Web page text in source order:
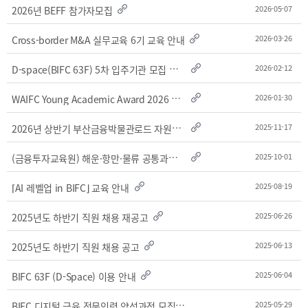
2022
새소식
언론보도
2022
[48400] 부산광역시 남구 문현금융로40
부산국제금융센터 52층 부산국제금융진흥원
TEL.051-647-9052 / FAX.051-633-0398
2026년 BEFF 참가자모집 2026-05-07
Cross-border M&A 실무교육 6기 교육 안내 2026-03-26
D
-space(BIFC 63F) 5차 입주기관 모집 공고 2026-02-12
W
AIFC Young Academic Award 2026 논문 공모 안내 2026-01-30
2
026년 상반기 부산금융박물관로드 자원봉사자 모집 2025-11-17
(
금융투자교육원) 해운·항만·물류 공통과정 수강생 모집(~10/17) 2025-10-01
⌈AI 레벨업 in BIFC⌋ 교육 안내 2025-08-19
2025년도 하반기 직원 채용 재공고 2025-06-26
2025년도 하반기 직원 채용 공고 2025-06-13
BIFC 63F (D-Space) 이용 안내 2025-06-04
B
IFC 디지털 금융 전문인력 양성과정 모집 안내 2025-05-29